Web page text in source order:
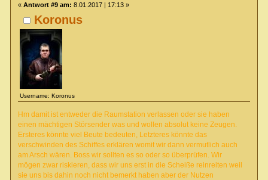
Koronus
Username: Koronus
« Antwort #9 am: 8.01.2017 | 17:13 »
Hm damit ist entweder die Raumstation verlassen oder sie haben
einen mächtigen Störsender was und wollen absolut keine Zeugen.
Ersteres könnte viel Beute bedeuten, Letzteres könnte das
verschwinden des Schiffes erklären womit wir dann vermutlich auch
am Arsch wären. Boss wir sollten es so oder so überprüfen. Wir
mögen zwar riskieren, dass wir uns erst in die Scheiße reinreiten weil
sie uns bis dahin noch nicht bemerkt haben aber der Nutzen